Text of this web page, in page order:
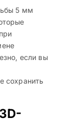
5 мм
если вы
сохранить